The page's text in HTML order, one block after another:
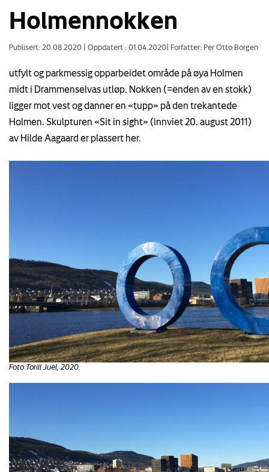
Holmennokken
Publisert: 20.08.2020 Oppdatert : 01.04.2020 Forfatter: Per Otto Borgen
utfylt og parkmessig opparbeidet område på øya Holmen
midt i Drammenselvas utløp. Nokken (=enden av en stokk)
ligger mot vest og danner en «tupp» på den trekantede
Holmen. Skulpturen «Sit in sight» (innviet 20. august 2011)
av Hilde Aagaard er plassert her.
Foto Torill Juel, 2020.